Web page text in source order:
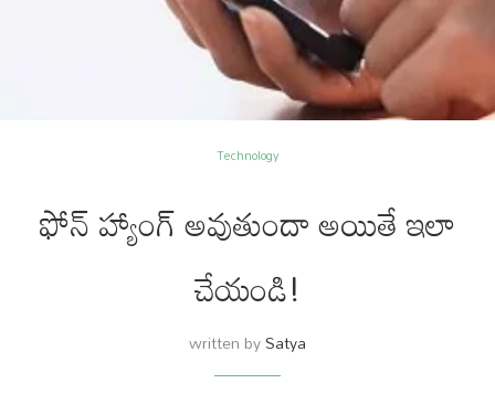
Technology
ఫోన్ హ్యాంగ్ అవుతుందా అయితే ఇలా
చేయండి!
written bySatya